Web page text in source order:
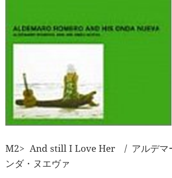
M2> And still I Love Her / アルデマ
ンダ・ヌエヴァ